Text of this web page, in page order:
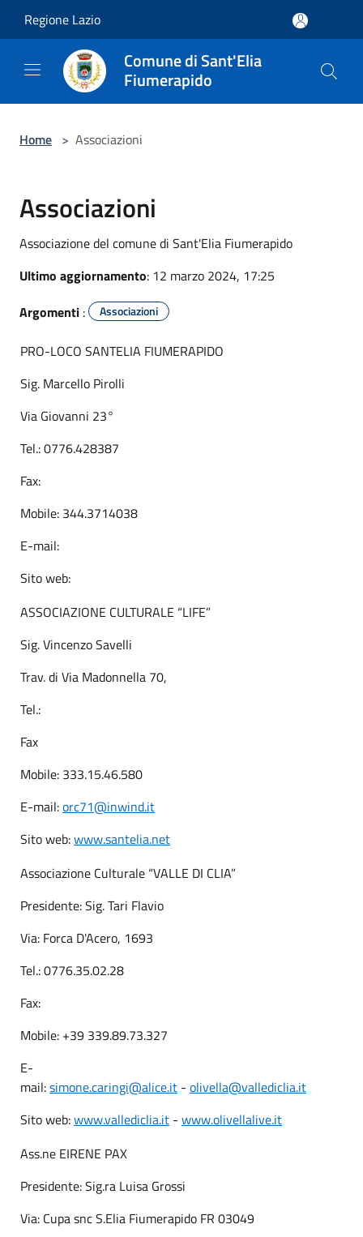
Regione Lazio
Comune di Sant'Elia
Fiumerapido
Home > Associazioni
Associazioni
Associazione del comune di Sant'Elia Fiumerapido
Ultimo aggiornamento: 12 marzo 2024, 17:25
Argomenti : Associazioni
PRO-LOCO SANTELIA FIUMERAPIDO
Sig. Marcello Pirolli
Via Giovanni 23°
Tel.: 0776.428387
Fax:
Mobile: 344.3714038
E-mail:
Sito web:
ASSOCIAZIONE CULTURALE “LIFE”
Sig. Vincenzo Savelli
Trav. di Via Madonnella 70,
Tel.:
Fax
Mobile: 333.15.46.580
E-mail:orc71@inwind.it
Sito web:www.santelia.net
Associazione Culturale “VALLE DI CLIA”
Presidente: Sig. Tari Flavio
Via: Forca D'Acero, 1693
Tel.: 0776.35.02.28
Fax:
Mobile: +39 339.89.73.327
E-
mail:simone.caringi@alice.it - olivella@vallediclia.it
Sito web:www.vallediclia.it - www.olivellalive.it
Ass.ne EIRENE PAX
Presidente: Sig.ra Luisa Grossi
Via: Cupa snc S.Elia Fiumerapido FR 03049